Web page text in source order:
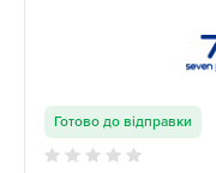
Готово до відправки